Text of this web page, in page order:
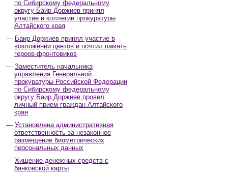
по Сибирскому федеральному
округу Баир Доржиев принял
участие в коллегии прокуратуры
Алтайского края
Баир Доржиев принял участие в
возложении цветов и почтил память
героев-фронтовиков
Заместитель начальника
управления Генеральной
прокуратуры Российской Федерации
по Сибирскому федеральному
округу Баир Доржиев провел
личный прием граждан Алтайского
края
Установлена административная
ответственность за незаконное
размещение биометрических
персональных данных
Хищение денежных средств с
банковской карты